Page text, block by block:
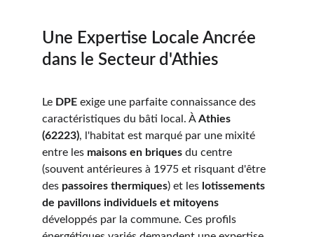
Une Expertise Locale Ancrée
dans le Secteur d'Athies
Le DPE exige une parfaite connaissance des
caractéristiques du bâti local. À Athies
(62223), l'habitat est marqué par une mixité
entre les maisons en briques du centre
(souvent antérieures à 1975 et risquant d'être
des passoires thermiques) et les lotissements
de pavillons individuels et mitoyens
développés par la commune. Ces profils